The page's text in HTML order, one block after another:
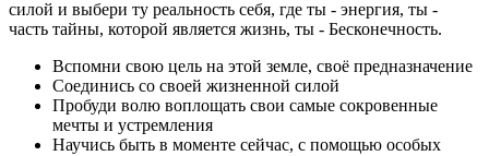
силой и выбери ту реальность себя, где ты - энергия, ты -
часть тайны, которой является жизнь, ты - Бесконечность.
Вспомни свою цель на этой земле, своё предназначение
Соединись со своей жизненной силой
Пробуди волю воплощать свои самые сокровенные
мечты и устремления
Научись быть в моменте сейчас, с помощью особых